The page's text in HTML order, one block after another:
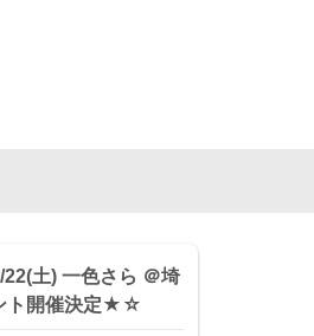
22(土) 一色さら ＠埼
ト開催決定★☆